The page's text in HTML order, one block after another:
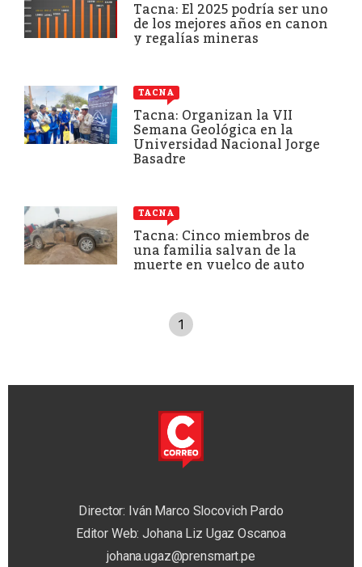
Tacna: El 2025 podría ser uno
de los mejores años en canon
y regalías mineras
TACNA
Tacna: Organizan la VII
Semana Geológica en la
Universidad Nacional Jorge
Basadre
TACNA
Tacna: Cinco miembros de
una familia salvan de la
muerte en vuelco de auto
1
Director: Iván Marco Slocovich Pardo
Editor Web: Johana Liz Ugaz Oscanoa
johana.ugaz@prensmart.pe